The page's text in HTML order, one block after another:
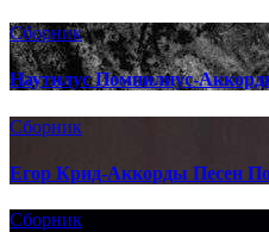
Сборник
Наутилус Помпилиус-
Сборник
Егор Крид-Аккорды Песен
Сборник